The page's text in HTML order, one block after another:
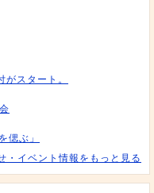
スタート。
偲ぶ」
・イベント情報をもっと見る